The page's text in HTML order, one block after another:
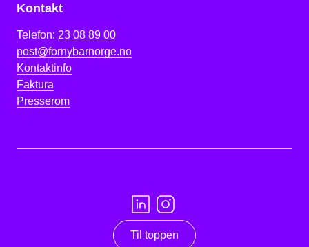
Kontakt
Telefon: 23 08 89 00
post@fornybarnorge.no
Kontaktinfo
Faktura
Presserom
Til toppen